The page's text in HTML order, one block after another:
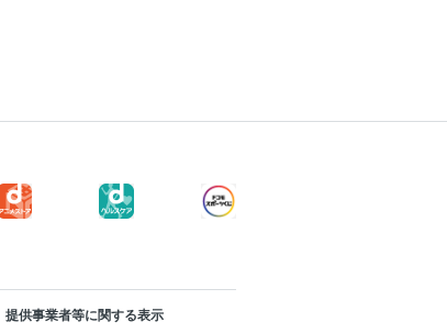
提供事業者等に関する表示